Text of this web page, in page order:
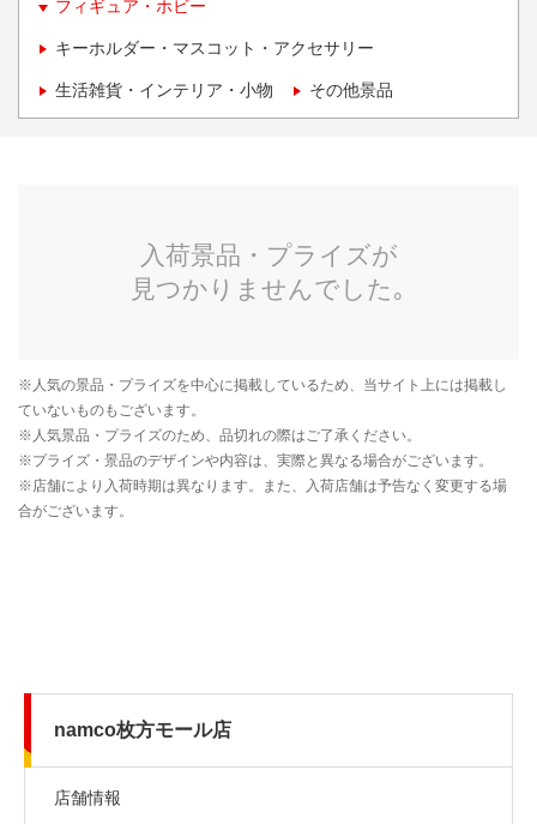
フィギュア・ホビー
キーホルダー・マスコット・アクセサリー
生活雑貨・インテリア・小物 その他景品
namco枚方モール店
店舗情報